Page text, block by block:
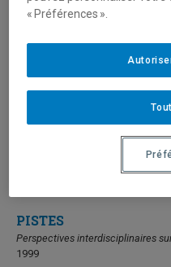
PISTES
Perspectives interdisciplinaires
1999
« Préférences ».